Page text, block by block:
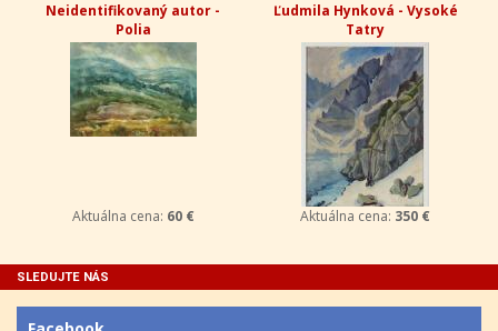
Neidentifikovaný autor -
Polia
Aktuálna cena: 60 €
Ľudmila Hynková - Vysoké
Tatry
Aktuálna cena: 350 €
SLEDUJTE NÁS